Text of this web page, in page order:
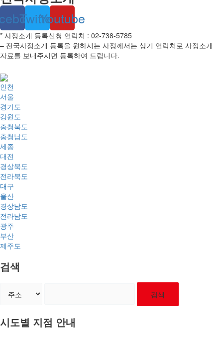
TwitterYoutube
* 사정소개 등록신청 연락처 : 02-738-5785
– 전국사정소개 등록을 원하시는 사정께서는 상기 연락처로 사정소개
자료를 보내주시면 등록하여 드립니다.
인천
서울
경기도
강원도
충청북도
충청남도
세종
대전
경상북도
전라북도
대구
울산
경상남도
전라남도
광주
부산
제주도
검색
검색
시도별 지점 안내